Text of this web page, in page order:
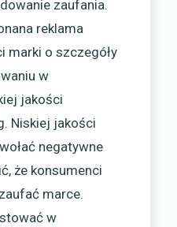
zaufania.
reklama
marki o szczegóły
w
jakości
Niskiej jakości
negatywne
że konsumenci
marce.
w